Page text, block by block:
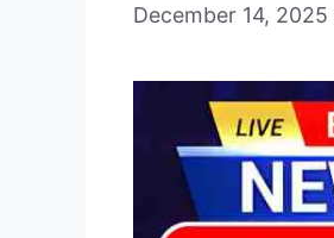
December 14, 2025